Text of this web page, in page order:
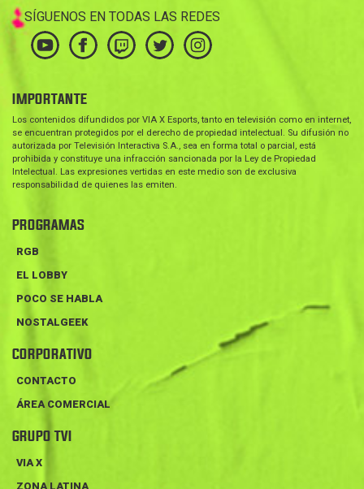
SÍGUENOS EN TODAS LAS REDES
IMPORTANTE
Los contenidos difundidos por VIA X Esports, tanto en televisión como en internet,
se encuentran protegidos por el derecho de propiedad intelectual. Su difusión no
autorizada por Televisión Interactiva S.A., sea en forma total o parcial, está
prohibida y constituye una infracción sancionada por la Ley de Propiedad
Intelectual. Las expresiones vertidas en este medio son de exclusiva
responsabilidad de quienes las emiten.
PROGRAMAS
RGB
EL LOBBY
POCO SE HABLA
NOSTALGEEK
CORPORATIVO
CONTACTO
ÁREA COMERCIAL
GRUPO TVI
VIA X
ZONA LATINA